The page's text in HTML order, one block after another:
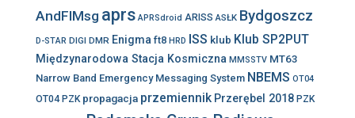
AndFlMsg aprs APRSdroid ARISS ASŁK Bydgoszcz
D-STAR DIGI DMR Enigma ft8 HRD ISS klub Klub SP2PUT
Międzynarodowa Stacja Kosmiczna MMSSTV MT63
Narrow Band Emergency Messaging System NBEMS OT04
OT04 PZK propagacja przemiennik Przerębel 2018 PZK